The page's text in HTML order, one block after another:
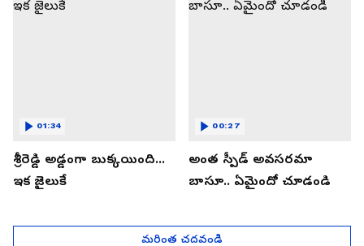
శ్రీరెడ్డి అడ్డంగా బుక్కయింది...
ఇక జైలుకే
01:34
అంత స్పీడ్ అవసరమా
బాసూ.. ఏమైందో చూడండి
00:27
మరింత చదవండి